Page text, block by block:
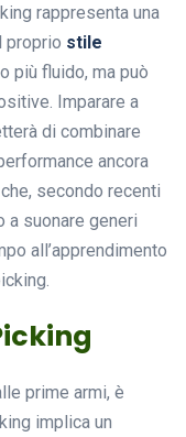
rappresenta una
proprio stile
più fluido, ma può
Imparare a
di combinare
ancora
secondo recenti
a suonare generi
all’apprendimento
prime armi, è
implica un